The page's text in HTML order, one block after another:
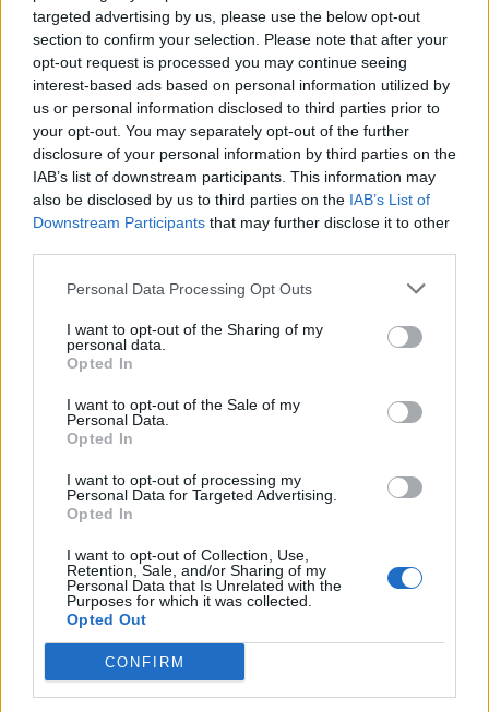
targeted advertising by us, please use the below opt-out
section to confirm your selection. Please note that after your
opt-out request is processed you may continue seeing
interest-based ads based on personal information utilized by
us or personal information disclosed to third parties prior to
your opt-out. You may separately opt-out of the further
disclosure of your personal information by third parties on the
IAB’s list of downstream participants. This information may
also be disclosed by us to third parties on the IAB’s List of
Downstream Participants that may further disclose it to other
Personal Data Processing Opt Outs
I want to opt-out of the Sharing of my
personal data.
Opted In
I want to opt-out of the Sale of my
Personal Data.
Opted In
I want to opt-out of processing my
Personal Data for Targeted Advertising.
Opted In
I want to opt-out of Collection, Use,
Retention, Sale, and/or Sharing of my
Personal Data that Is Unrelated with the
Purposes for which it was collected.
Opted Out
CONFIRM
Το FIAT 500 Hybrid τώρα από
18.990 ευρώ
Ατρόμητος και Novibet
συνεχίζουν μαζί: Ανανέωση της
συνεργασίας τους μέχρι το
2028
18η συνεχόμενη χρονιά για τον ΟΤΕ στη διεθνή σειρά δεικτών
FTSE4Good
πύλες του σε όλους
ΠΕΡΙΣΣΌΤΕΡΑ ΣΕ ΑΥΤΉ ΤΗΝ ΚΑΤΗΓΟΡΊΑ
Κοντογεώργης: Επίκειται η
έγκριση της τρίτης
εκταμίευσης του Ταμείου
Ανεξαρτητοποιήθηκε η